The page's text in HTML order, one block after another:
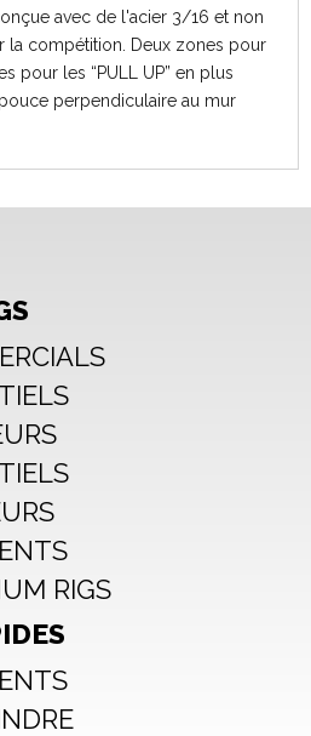
avec de l'acier 3/16 et non
compétition. Deux zones pour
pour les “PULL UP” en plus
perpendiculaire au mur
RIGS